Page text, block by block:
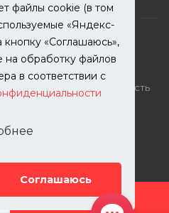
файлы cookie (в том
«Яндекс-
«Соглашаюсь»,
на обработку файлов
в соответствии с
Соглашаюсь
ДОБАВИТЬ УСЛУГУ
ремонт и покраска
на сайте – собственность
Все права защищены.
302-00-57